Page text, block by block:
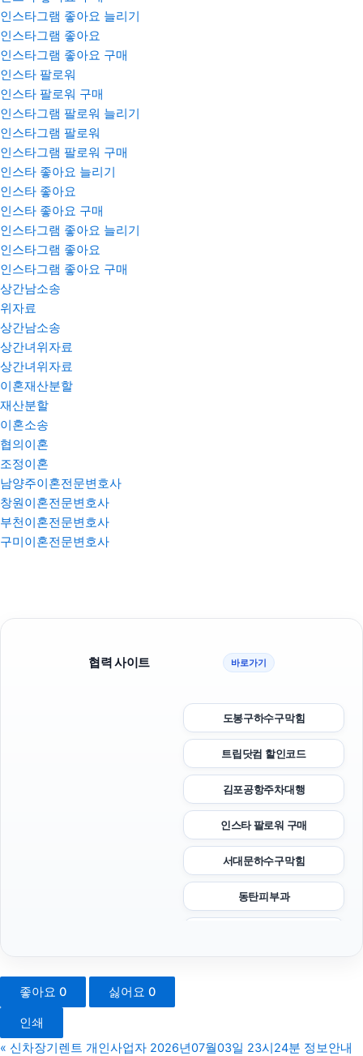
인스타그램 좋아요 늘리기
인스타그램 좋아요
인스타그램 좋아요 구매
인스타 팔로워
인스타 팔로워 구매
인스타그램 팔로워 늘리기
인스타그램 팔로워
인스타그램 팔로워 구매
인스타 좋아요 늘리기
인스타 좋아요
인스타 좋아요 구매
인스타그램 좋아요 늘리기
인스타그램 좋아요
인스타그램 좋아요 구매
상간남소송
위자료
상간남소송
상간녀위자료
상간녀위자료
이혼재산분할
재산분할
이혼소송
협의이혼
조정이혼
남양주이혼전문변호사
창원이혼전문변호사
부천이혼전문변호사
구미이혼전문변호사
협력 사이트 바로가기
도봉구하수구막힘
트립닷컴 할인코드
김포공항주차대행
인스타 팔로워 구매
서대문하수구막힘
동탄피부과
좋아요 0 싫어요 0
인쇄
« 신차장기렌트 개인사업자 2026년07월03일 23시24분 정보안내